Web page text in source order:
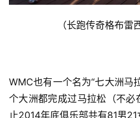
观
察
（长跑传奇格布雷
WMC也有一个名为“七大洲马
个大洲都完成过马拉松（不
止2014年底俱乐部共有81男21